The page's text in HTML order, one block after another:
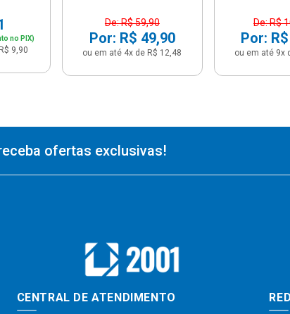
no PIX)
9,90
De: R$ 59,90
Por: R$ 49,90
ou em até 4x de R$ 12,48
De: R$
Por:
ou em até 9x
ofertas exclusivas!
CENTRAL DE ATENDIMENTO